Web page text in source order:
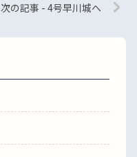
次の記事 - 4号早川城へ